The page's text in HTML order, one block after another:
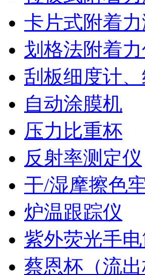
卡片式附着
划格法附着
刮板细度计
自动涂膜机
压力比重杯
反射率测定仪
干/湿摩擦色
炉温跟踪仪
紫外荧光手
蔡恩杯（流出